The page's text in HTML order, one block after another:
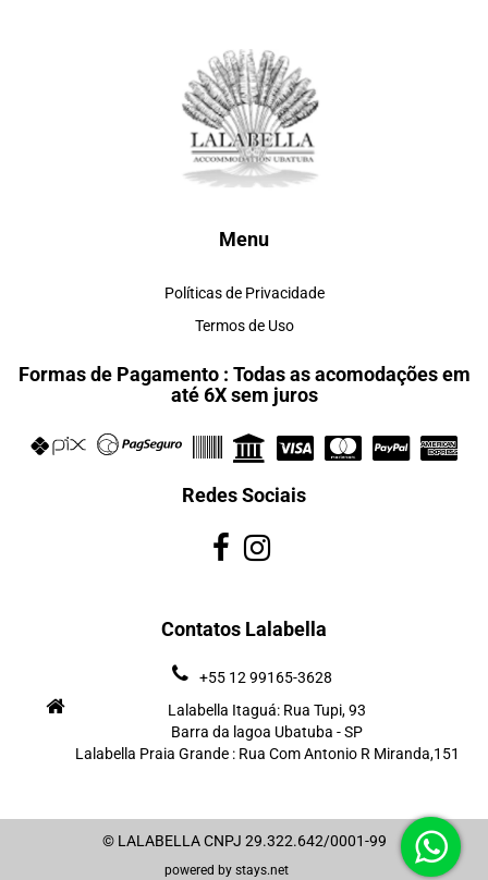
Menu
Políticas de Privacidade
Termos de Uso
Formas de Pagamento : Todas as acomodações em
até 6X sem juros
Redes Sociais
Contatos Lalabella
+55 12 99165-3628
Lalabella Itaguá: Rua Tupi, 93
Barra da lagoa Ubatuba - SP
Lalabella Praia Grande : Rua Com Antonio R Miranda,151
© LALABELLA CNPJ 29.322.642/0001-99
powered by stays.net